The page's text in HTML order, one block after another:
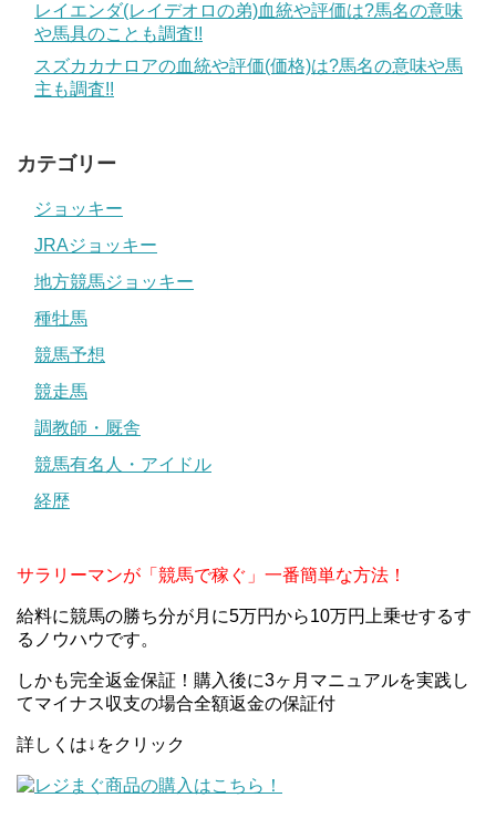
レイエンダ(レイデオロの弟)血統や評価は?馬名の意味
や馬具のことも調査!!
スズカカナロアの血統や評価(価格)は?馬名の意味や馬
主も調査!!
カテゴリー
ジョッキー
JRAジョッキー
地方競馬ジョッキー
種牡馬
競馬予想
競走馬
調教師・厩舎
競馬有名人・アイドル
経歴
サラリーマンが「競馬で稼ぐ」一番簡単な方法！
給料に競馬の勝ち分が月に5万円から10万円上乗せするす
るノウハウです。
しかも完全返金保証！購入後に3ヶ月マニュアルを実践し
てマイナス収支の場合全額返金の保証付
詳しくは↓をクリック